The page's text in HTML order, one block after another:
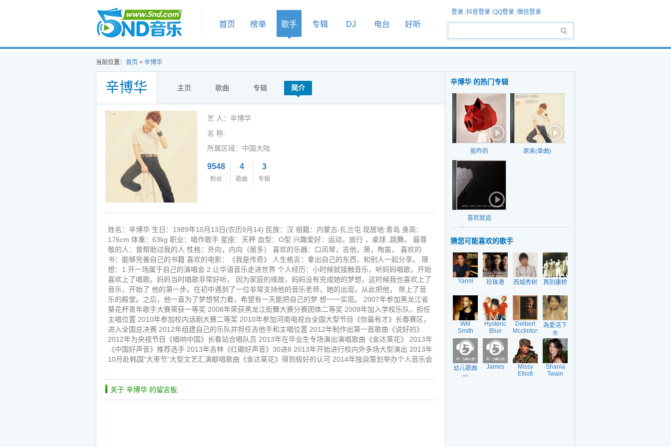
首页
首页 榜单 歌手 专辑 DJ 电台 好听
登录 抖音登录 QQ登录 微信登录
当前位置： 首页 > 辛博华
辛博华 主页 歌曲 专辑 简介
艺 人：辛博华
名 称:
所属区域：中国大陆
9548
粉丝
4
歌曲
3
专辑
姓名：辛博华 生日：1989年10月13日(农历9月14) 民族：汉 祖籍：内蒙古-扎兰屯 现居地:青岛 身高：
176cm 体重：63kg 职业：唱作歌手 星座：天秤 血型：O型 兴趣爱好：运动，旅行 ，桌球 ,跳舞。 最尊
敬的人：曾帮助过我的人 性格：外向，内向（居多） 喜欢的乐器：口风琴，吉他，箫，陶笛， 喜欢的
书：能够完善自己的书籍 喜欢的电影：《我是传奇》 人生格言：拿出自己的东西，和别人一起分享。 理
想：1.开一场属于自己的演唱会 2.让华语音乐走进世界 个人经历：小时候就接触音乐，听妈妈唱歌，开始
喜欢上了唱歌。妈妈当时唱歌非常好听， 因为家庭的缘故，妈妈没有完成她的梦想，这时候我也喜欢上了
音乐，开始了 他的第一步。在初中遇到了一位非常支持他的音乐老师，她的出现，从此把他， 带上了音
乐的殿堂。之后，他一直为了梦想努力着，希望有一天能把自己的梦 想一一实现。 2007年参加黑龙江省
葵花杯青年歌手大赛荣获一等奖 2008年荣获黑龙江街舞大赛分赛团体二等奖 2009年加入学校乐队，担任
主唱位置 2010年参加校内话剧大赛二等奖 2010年参加河南电视台全国大型节目《你最有才》长春赛区，
进入全国总决赛 2012年组建自己的乐队并担任吉他手和主唱位置 2012年制作出第一首歌曲《说好的》
2012年为央视节目《唱响中国》长春站合唱队员 2013年在毕业生专场演出演唱歌曲《金达莱花》 2013年
《中国好声音》推荐选手 2013年吉林《红磡好声音》30进8 2013年开始进行校内外多场大型演出 2013年
10月赴韩国“大枣节”大型文艺汇演献唱歌曲《金达莱花》得到极好的认可 2014年独自策划举办个人音乐会
关于 辛博华 的留言板
辛博华 的热门专辑
能咋的
日期：2020-10-19
原来(单曲)
喜欢就追
猜您可能喜欢的歌手
Yanni 珍珠港 西城秀树 再別康桥
Will
Smith
Hysteric
Blue
Delbert
Mcclinton
為愛活下
去
幼儿歌曲
一
James
Missy
Elliott
Shania
Twain